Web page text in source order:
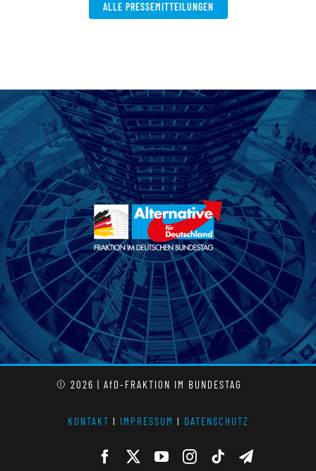
ALLE PRESSEMITTEILUNGEN
© 2026 | AfD-FRAKTION IM BUNDESTAG
KONTAKT l IMPRESSUM l DATENSCHUTZ